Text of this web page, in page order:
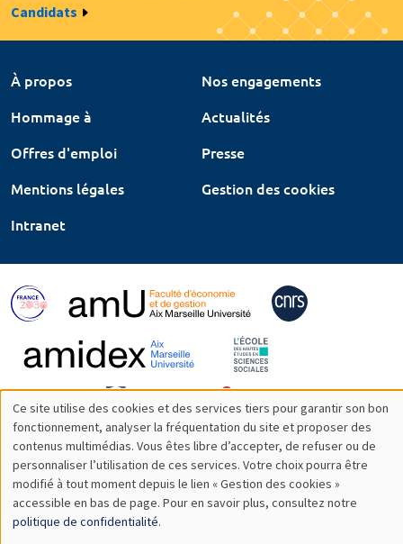
Candidats
À propos
Nos engagements
Hommage à
Actualités
Offres d'emploi
Presse
Mentions légales
Gestion des cookies
Intranet
Utilisation
des
données
personnelles
Ce site utilise des cookies et des services tiers pour garantir son bon
fonctionnement, analyser la fréquentation du site et proposer des
contenus multimédias. Vous êtes libre d’accepter, de refuser ou de
personnaliser l’utilisation de ces services. Votre choix pourra être
modifié à tout moment depuis le lien « Gestion des cookies »
accessible en bas de page. Pour en savoir plus, consultez notre
politique de confidentialité.